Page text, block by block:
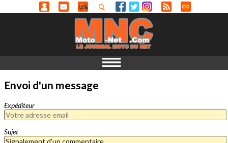
Envoi d'un message
Expéditeur
Sujet